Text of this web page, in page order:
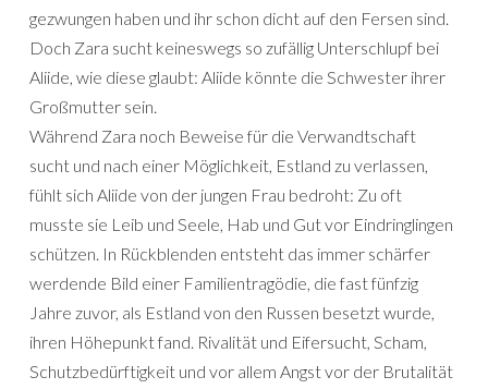
gezwungen haben und ihr schon dicht auf den Fersen sind.
Doch Zara sucht keineswegs so zufällig Unterschlupf bei
Aliide, wie diese glaubt: Aliide könnte die Schwester ihrer
Großmutter sein.
Während Zara noch Beweise für die Verwandtschaft
sucht und nach einer Möglichkeit, Estland zu verlassen,
fühlt sich Aliide von der jungen Frau bedroht: Zu oft
musste sie Leib und Seele, Hab und Gut vor Eindringlingen
schützen. In Rückblenden entsteht das immer schärfer
werdende Bild einer Familientragödie, die fast fünfzig
Jahre zuvor, als Estland von den Russen besetzt wurde,
ihren Höhepunkt fand. Rivalität und Eifersucht, Scham,
Schutzbedürftigkeit und vor allem Angst vor der Brutalität